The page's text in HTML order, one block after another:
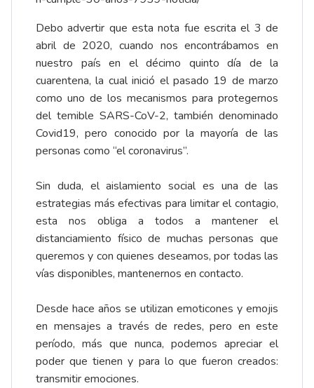
Debo advertir que esta nota fue escrita el 3 de
abril de 2020, cuando nos encontrábamos en
nuestro país en el décimo quinto día de la
cuarentena, la cual inició el pasado 19 de marzo
como uno de los mecanismos para protegernos
del temible SARS-CoV-2, también denominado
Covid19, pero conocido por la mayoría de las
personas como “el coronavirus”.
Sin duda, el aislamiento social es una de las
estrategias más efectivas para limitar el contagio,
esta nos obliga a todos a mantener el
distanciamiento físico de muchas personas que
queremos y con quienes deseamos, por todas las
vías disponibles, mantenernos en contacto.
Desde hace años se utilizan emoticones y emojis
en mensajes a través de redes, pero en este
período, más que nunca, podemos apreciar el
poder que tienen y para lo que fueron creados:
transmitir emociones.